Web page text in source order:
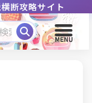
断攻略サイト